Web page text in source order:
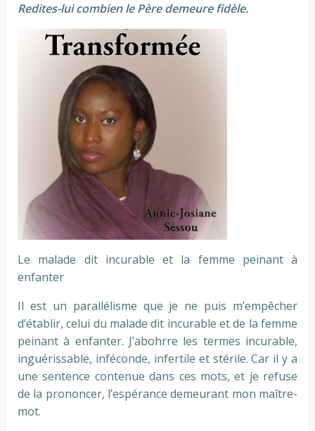
Redites-lui combien le Père demeure fidèle.
Le malade dit incurable et la femme peinant à
enfanter
Il est un parallélisme que je ne puis m’empêcher
d’établir, celui du malade dit incurable et de la femme
peinant à enfanter. J’abohrre les termes incurable,
inguérissable, inféconde, infertile et stérile. Car il y a
une sentence contenue dans ces mots, et je refuse
de la prononcer, l’espérance demeurant mon maître-
mot.